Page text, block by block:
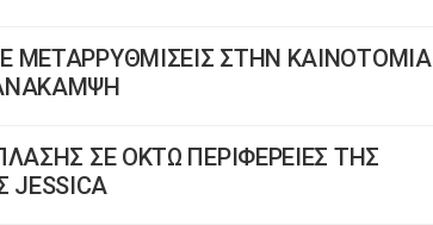
ΜΕΤΑΡΡΥΘΜΙΣΕΙΣ ΣΤΗΝ ΚΑΙΝΟΤΟΜΙΑ
ΣΕ ΟΚΤΩ ΠΕΡΙΦΕΡΕΙΕΣ ΤΗΣ